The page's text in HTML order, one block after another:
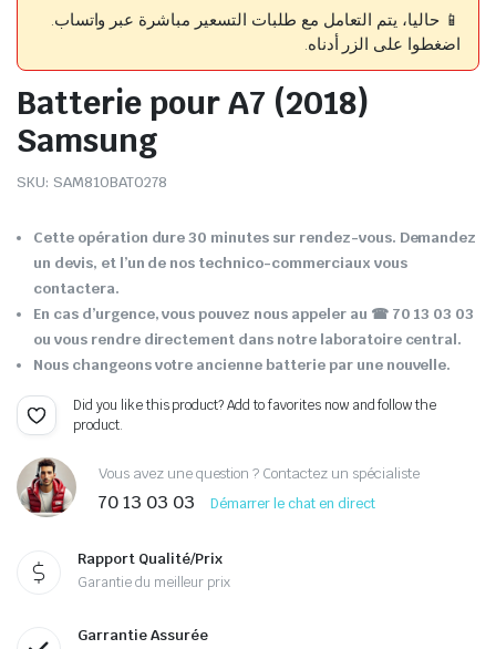
📱 حاليا، يتم التعامل مع طلبات التسعير مباشرة عبر واتساب.
اضغطوا على الزر أدناه.
Batterie pour A7 (2018)
Samsung
SKU: SAM810BAT0278
Cette opération dure 30 minutes sur rendez-vous. Demandez
un devis, et l’un de nos technico-commerciaux vous
contactera.
En cas d’urgence, vous pouvez nous appeler au ☎ 70 13 03 03
ou vous rendre directement dans notre laboratoire central.
Nous changeons votre ancienne batterie par une nouvelle.
Did you like this product? Add to favorites now and follow the
product.
Vous avez une question ? Contactez un spécialiste
70 13 03 03 Démarrer le chat en direct
Rapport Qualité/Prix
Garantie du meilleur prix
Garrantie Assurée